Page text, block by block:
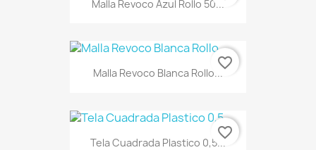
Malla Revoco Azul Rollo 50...
Malla Revoco Blanca Rollo...
favorite_border
Tela Cuadrada Plastico 0,5...
favorite_border